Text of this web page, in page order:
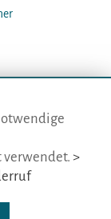
Str. 33 · D-90439
verwendet. >